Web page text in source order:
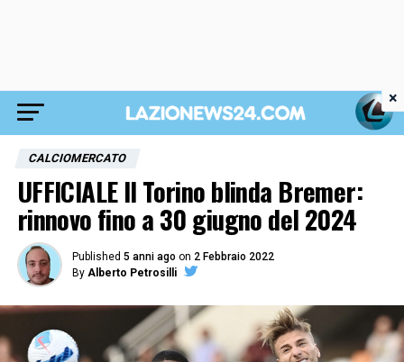
CALCIOMERCATO
UFFICIALE Il Torino blinda Bremer:
rinnovo fino a 30 giugno del 2024
Published 5 anni ago on 2 Febbraio 2022
By Alberto Petrosilli
×